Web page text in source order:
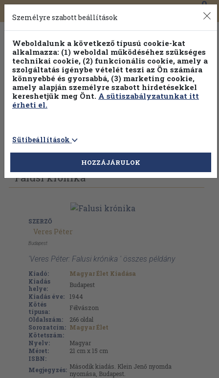
Toggle
navigation
0
Válogasson több mint 30 000 kötet közül
Hobbi témakörökben20% kedvezménnyel!
Vissza az előző oldalra Válasszon példányt
Falusi krónika
SZERZŐ
Veres Péter
Budapest
'Veres Péter: Falusi krónika ' összes példány
Kiadó:
Magyar Élet Kiadása
Kiadás
helye:
Budapest
Kiadás éve:
1944
Kötés
típusa:
Félvászon
Oldalszám:
266 oldal
Sorozatcím: Magyar Élet
Kötetszám:
Nyelv:
Magyar
Méret:
21 cm x 15 cm
ISBN:
Megjegyzés: Második kiadás. Klein Jenő nyomda
nyomása, Budapest.
Személyre szabott beállítások
Weboldalunk a következő típusú cookie-kat
alkalmazza: (1) weboldal működéséhez szükséges
technikai cookie, (2) funkcionális cookie, amely a
szolgáltatás igénybe vételét teszi az Ön számára
könnyebbé és gyorsabbá, (3) marketing cookie,
amely alapján személyre szabott hirdetésekkel
kereshetjük meg Önt. A sütiszabályzatunkat itt
érheti el.
Sütibeállítások
HOZZÁJÁRULOK